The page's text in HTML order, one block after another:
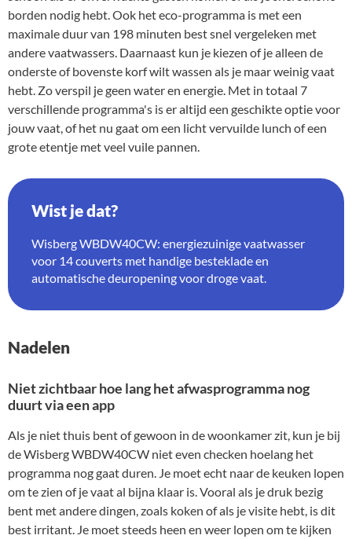
borden nodig hebt. Ook het eco-programma is met een
maximale duur van 198 minuten best snel vergeleken met
andere vaatwassers. Daarnaast kun je kiezen of je alleen de
onderste of bovenste korf wilt wassen als je maar weinig vaat
hebt. Zo verspil je geen water en energie. Met in totaal 7
verschillende programma's is er altijd een geschikte optie voor
jouw vaat, of het nu gaat om een licht vervuilde lunch of een
grote etentje met veel vuile pannen.
Wist je dat?
Wisberg WBDW40CW: energiezuinige vaatwasser
voor 14 couverts met handige besteklade en
automatische deuropening voor droge vaat.
Nadelen
Niet zichtbaar hoe lang het afwasprogramma nog
duurt via een app
Als je niet thuis bent of gewoon in de woonkamer zit, kun je bij
de Wisberg WBDW40CW niet even checken hoelang het
programma nog gaat duren. Je moet echt naar de keuken lopen
om te zien of je vaat al bijna klaar is. Vooral als je druk bezig
bent met andere dingen, zoals koken of als je visite hebt, is dit
best irritant. Je moet steeds heen en weer lopen om te kijken